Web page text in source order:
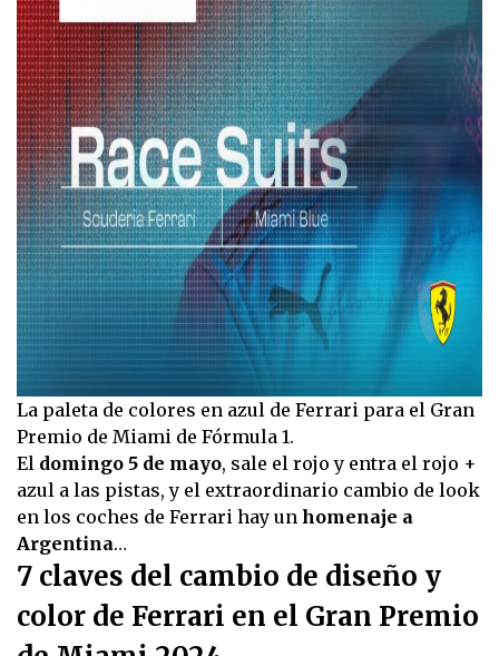
La paleta de colores en azul de Ferrari para el Gran
Premio de Miami de Fórmula 1.
El domingo 5 de mayo, sale el rojo y entra el rojo +
azul a las pistas, y el extraordinario cambio de look
en los coches de Ferrari hay un homenaje a
Argentina…
7 claves del cambio de diseño y
color de Ferrari en el Gran Premio